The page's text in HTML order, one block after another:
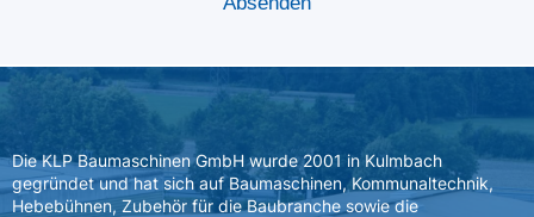
Die KLP Baumaschinen GmbH wurde 2001 in Kulmbach
gegründet und hat sich auf Baumaschinen, Kommunaltechnik,
Hebebühnen, Zubehör für die Baubranche sowie die